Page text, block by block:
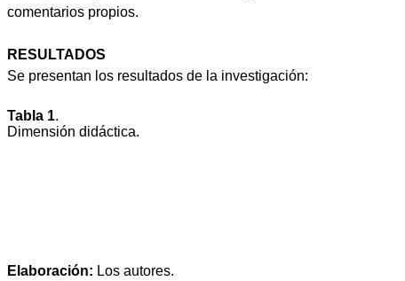
comentarios propios.
RESULTADOS
Se presentan los resultados de la investigación:
Tabla 1.
Dimensión didáctica.
Elaboración: Los autores.